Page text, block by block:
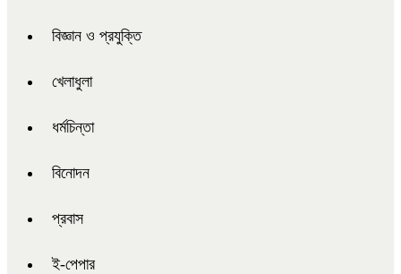
বিজ্ঞান ও প্রযুক্তি
খেলাধুলা
ধর্মচিন্তা
বিনোদন
প্রবাস
ই-পেপার